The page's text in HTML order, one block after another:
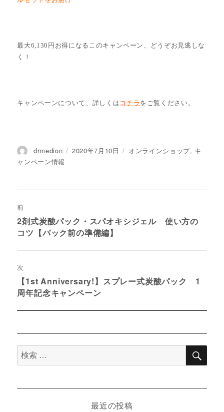
最大6,130円お得になるこのキャンペーン、どうぞお見逃しな
く！
キャンペーンについて、詳しくは コチラ をご覧ください。
投
稿
drmedion
投
2020年7月10日
カ
ー
オンラインショップ, キ
ャンペーン情報
稿
ナ
ビ
ゲ
ー
前
過
去
稿:
2剤式炭酸パック・スパオキシジェル 使い方の
コツ【パック前の準備編】
次
次
の
【1st Anniversary!】スプレー式炭酸パック 1
周年記念キャンペーン
検
検
最近の投稿